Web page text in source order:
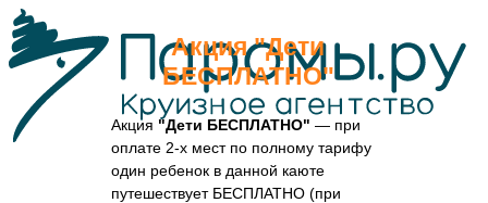
Акция "Дети
БЕСПЛАТНО"
Акция "Дети БЕСПЛАТНО" — при
оплате 2-х мест по полному тарифу
один ребенок в данной каюте
путешествует БЕСПЛАТНО (при